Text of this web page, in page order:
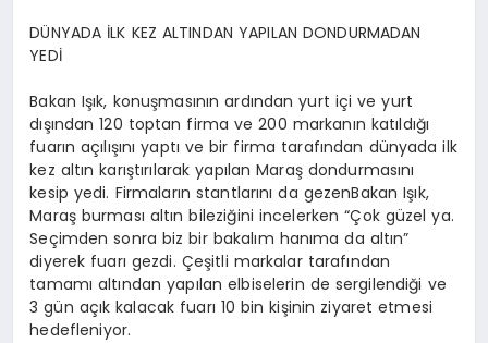
DÜNYADA İLK KEZ ALTINDAN YAPILAN DONDURMADAN
YEDİ
Bakan Işık, konuşmasının ardından yurt içi ve yurt
dışından 120 toptan firma ve 200 markanın katıldığı
fuarın açılışını yaptı ve bir firma tarafından dünyada ilk
kez altın karıştırılarak yapılan Maraş dondurmasını
kesip yedi. Firmaların stantlarını da gezenBakan Işık,
Maraş burması altın bileziğini incelerken “Çok güzel ya.
Seçimden sonra biz bir bakalım hanıma da altın”
diyerek fuarı gezdi. Çeşitli markalar tarafından
tamamı altından yapılan elbiselerin de sergilendiği ve
3 gün açık kalacak fuarı 10 bin kişinin ziyaret etmesi
hedefleniyor.